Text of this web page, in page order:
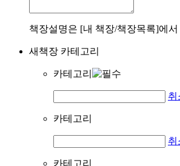
책장설명은 [내 책장/책장목록]에
새책장 카테고리
카테고리
취
카테고리
취
카테고리